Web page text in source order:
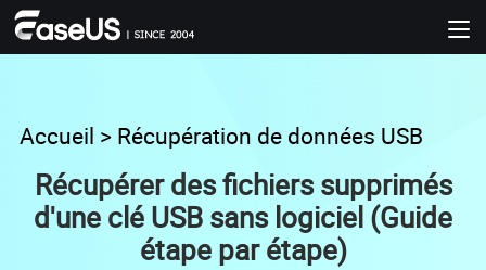
Accueil > Récupération de données USB
Récupérer des fichiers supprimés
d'une clé USB sans logiciel (Guide
étape par étape)